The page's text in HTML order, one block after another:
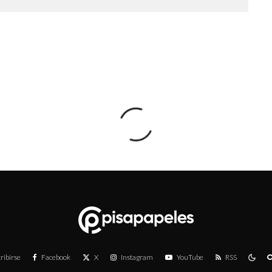
Facebook X Instagram YouTube RSS